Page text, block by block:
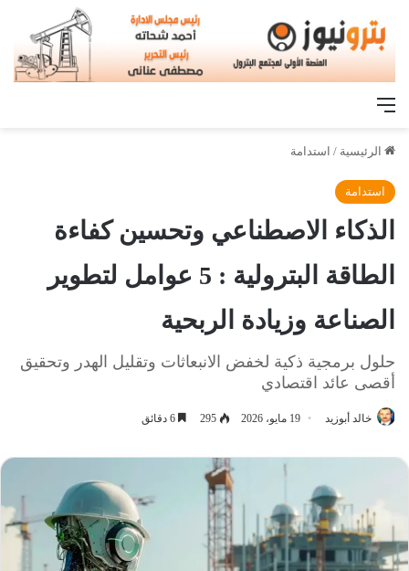
القائمة
الرئيسية / استدامة
استدامة
الذكاء الاصطناعي وتحسين كفاءة
الطاقة البترولية : 5 عوامل لتطوير
الصناعة وزيادة الربحية
حلول برمجية ذكية لخفض الانبعاثات وتقليل الهدر وتحقيق
أقصى عائد اقتصادي
خالد أبوزيد 19 مايو، 2026 295